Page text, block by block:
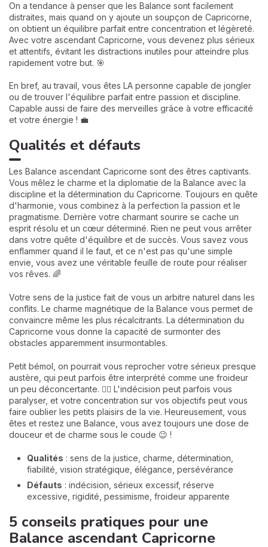
On a tendance à penser que les Balance sont facilement
distraites, mais quand on y ajoute un soupçon de Capricorne,
on obtient un équilibre parfait entre concentration et légèreté.
Avec votre ascendant Capricorne, vous devenez plus sérieux
et attentifs, évitant les distractions inutiles pour atteindre plus
rapidement votre but. 🎯
En bref, au travail, vous êtes LA personne capable de jongler
ou de trouver l'équilibre parfait entre passion et discipline.
Capable aussi de faire des merveilles grâce à votre efficacité
et votre énergie ! 💼
Qualités et défauts
Les Balance ascendant Capricorne sont des êtres captivants.
Vous mêlez le charme et la diplomatie de la Balance avec la
discipline et la détermination du Capricorne. Toujours en quête
d'harmonie, vous combinez à la perfection la passion et le
pragmatisme. Derrière votre charmant sourire se cache un
esprit résolu et un cœur déterminé. Rien ne peut vous arrêter
dans votre quête d'équilibre et de succès. Vous savez vous
enflammer quand il le faut, et ce n'est pas qu'une simple
envie, vous avez une véritable feuille de route pour réaliser
vos rêves. 🌈
Votre sens de la justice fait de vous un arbitre naturel dans les
conflits. Le charme magnétique de la Balance vous permet de
convaincre même les plus récalcitrants. La détermination du
Capricorne vous donne la capacité de surmonter des
obstacles apparemment insurmontables.
Petit bémol, on pourrait vous reprocher votre sérieux presque
austère, qui peut parfois être interprété comme une froideur
un peu déconcertante. 🤷‍♀️ L'indécision peut parfois vous
paralyser, et votre concentration sur vos objectifs peut vous
faire oublier les petits plaisirs de la vie. Heureusement, vous
êtes et restez une Balance, vous avez toujours une dose de
douceur et de charme sous le coude 😉 !
Qualités : sens de la justice, charme, détermination,
fiabilité, vision stratégique, élégance, persévérance
Défauts : indécision, sérieux excessif, réserve
excessive, rigidité, pessimisme, froideur apparente
5 conseils pratiques pour une
Balance ascendant Capricorne